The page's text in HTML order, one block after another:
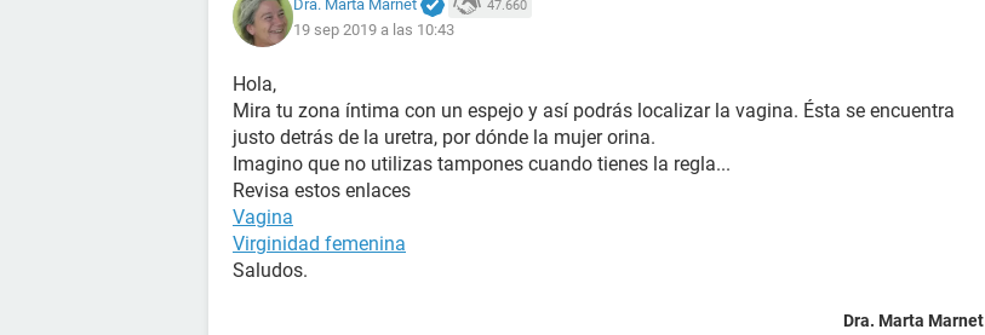
Dra. Marta Marnet 47.660
19 sep 2019 a las 10:43
Hola,
Mira tu zona íntima con un espejo y así podrás localizar la vagina. Ésta se encuentra
justo detrás de la uretra, por dónde la mujer orina.
Imagino que no utilizas tampones cuando tienes la regla...
Revisa estos enlaces
Vagina
Virginidad femenina
Saludos.
Dra. Marta Marnet